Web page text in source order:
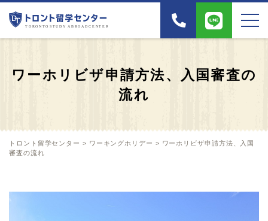
ワーホリビザ申請方法、入国審査の
流れ
トロント留学センター > ワーキングホリデー > ワーホリビザ申請方法、入国
審査の流れ